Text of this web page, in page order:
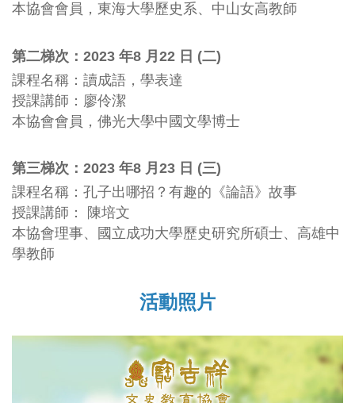
本協會會員，東海大學歷史系、中山女高教師
第二梯次：2023 年8 月22 日 (二)
課程名稱：讀成語，學表達
授課講師：廖伶潔
本協會會員，佛光大學中國文學博士
第三梯次：2023 年8 月23 日 (三)
課程名稱：孔子出哪招？有趣的《論語》故事
授課講師：
陳培文
本協會理事、國立成功大學歷史研究所碩士、高雄中
學教師
活動照片